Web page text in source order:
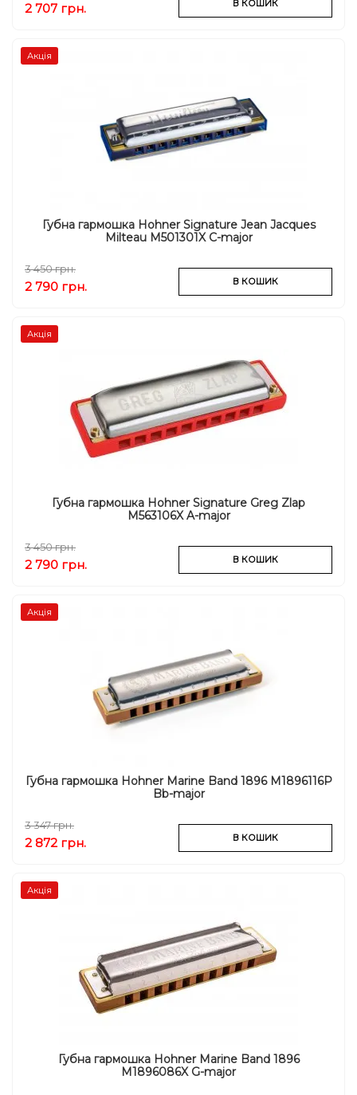
2 707 грн. В КОШИК
Акція
Губна гармошка Hohner Signature Jean Jacques
Milteau M501301X C-major
3 450 грн.
2 790 грн. В КОШИК
Акція
Губна гармошка Hohner Signature Greg Zlap
M563106X A-major
3 450 грн.
2 790 грн. В КОШИК
Акція
Губна гармошка Hohner Marine Band 1896 M1896116P
Bb-major
3 347 грн.
2 872 грн. В КОШИК
Акція
Губна гармошка Hohner Marine Band 1896
M1896086X G-major